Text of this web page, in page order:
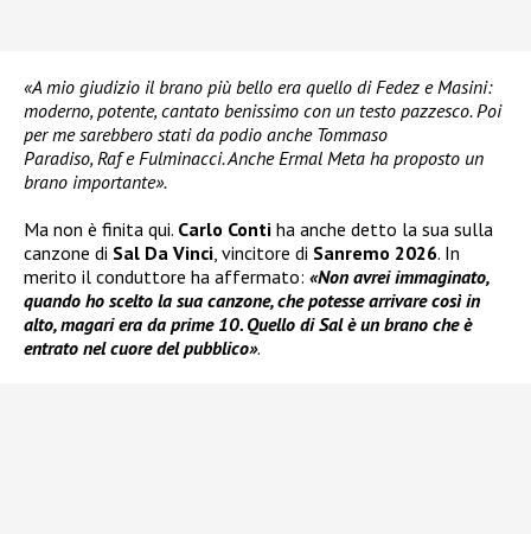
«A mio giudizio il brano più bello era quello di Fedez e Masini:
moderno, potente, cantato benissimo con un testo pazzesco. Poi
per me sarebbero stati da podio anche Tommaso
Paradiso, Raf e Fulminacci. Anche Ermal Meta ha proposto un
brano importante».
Ma non è finita qui. Carlo Conti ha anche detto la sua sulla
canzone di Sal Da Vinci, vincitore di Sanremo 2026. In
merito il conduttore ha affermato: «Non avrei immaginato,
quando ho scelto la sua canzone, che potesse arrivare così in
alto, magari era da prime 10. Quello di Sal è un brano che è
entrato nel cuore del pubblico».